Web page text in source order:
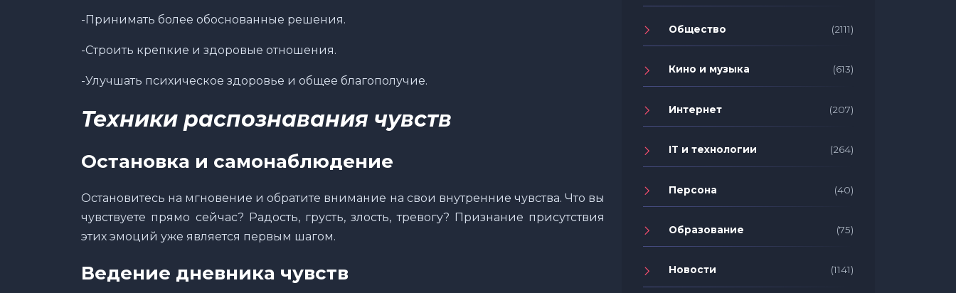
-Принимать более обоснованные решения.
-Строить крепкие и здоровые отношения.
-Улучшать психическое здоровье и общее благополучие.
Техники распознавания чувств
Остановка и самонаблюдение
Остановитесь на мгновение и обратите внимание на свои внутренние чувства. Что вы
чувствуете прямо сейчас? Радость, грусть, злость, тревогу? Признание присутствия
этих эмоций уже является первым шагом.
Ведение дневника чувств
Общество (2111)
Кино и музыка (613)
Интернет (207)
IT и технологии (264)
Персона (40)
Образование (75)
Новости (1141)